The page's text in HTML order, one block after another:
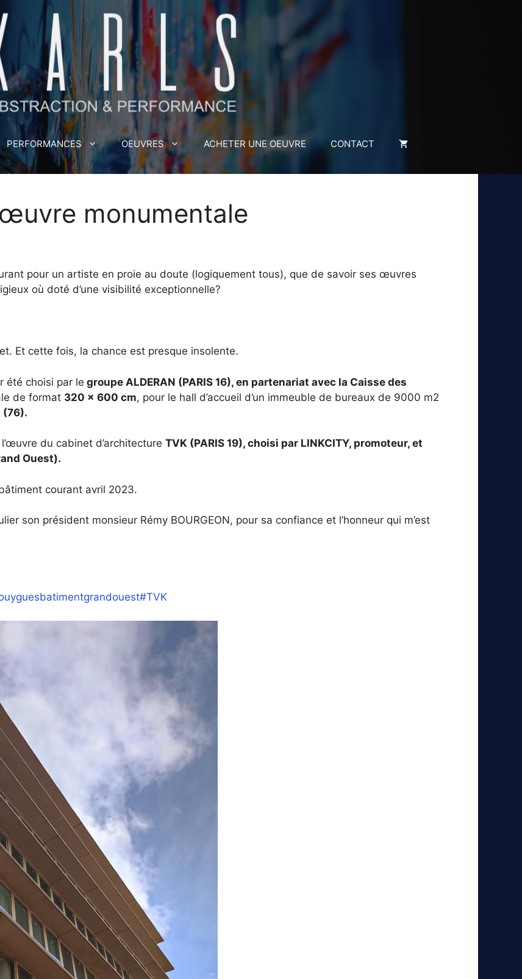
PERFORMANCES OEUVRES ACHETER UNE OEUVRE CONTACT
monumentale
pour un artiste en proie au doute (logiquement tous), que de savoir ses œuvres
où doté d’une visibilité exceptionnelle?
Et cette fois, la chance est presque insolente.
été choisi par le groupe ALDERAN (PARIS 16), en partenariat avec la Caisse des
de format 320 x 600 cm, pour le hall d’accueil d’un immeuble de bureaux de 9000 m2
(76).
du cabinet d’architecture TVK (PARIS 19), choisi par LINKCITY, promoteur, et
Ouest).
courant avril 2023.
son président monsieur Rémy BOURGEON, pour sa confiance et l’honneur qui m’est
#TVK